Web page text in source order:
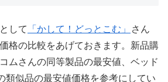
して 「かして！どっとこむ」
さん
格の比較をあげておきます。新品購
ムさんの同等製品の最安値、ベッド
類似品の最安値価格を参考にしてい